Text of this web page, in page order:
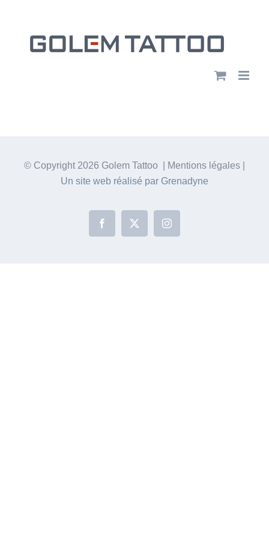
contenu
© Copyright 2026 Golem Tattoo | Mentions légales |
Un site web réalisé par Grenadyne
Facebook
X Instagram